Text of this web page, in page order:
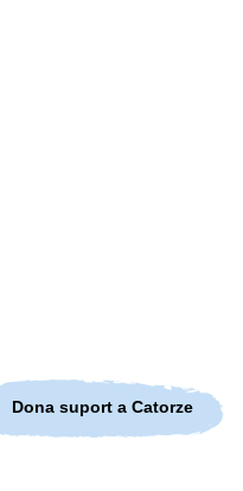
Dona suport a Catorze